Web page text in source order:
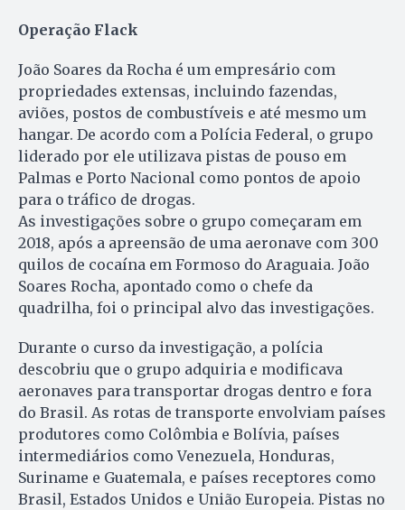
Operação Flack
João Soares da Rocha é um empresário com
propriedades extensas, incluindo fazendas,
aviões, postos de combustíveis e até mesmo um
hangar. De acordo com a Polícia Federal, o grupo
liderado por ele utilizava pistas de pouso em
Palmas e Porto Nacional como pontos de apoio
para o tráfico de drogas.
As investigações sobre o grupo começaram em
2018, após a apreensão de uma aeronave com 300
quilos de cocaína em Formoso do Araguaia. João
Soares Rocha, apontado como o chefe da
quadrilha, foi o principal alvo das investigações.
Durante o curso da investigação, a polícia
descobriu que o grupo adquiria e modificava
aeronaves para transportar drogas dentro e fora
do Brasil. As rotas de transporte envolviam países
produtores como Colômbia e Bolívia, países
intermediários como Venezuela, Honduras,
Suriname e Guatemala, e países receptores como
Brasil, Estados Unidos e União Europeia. Pistas no